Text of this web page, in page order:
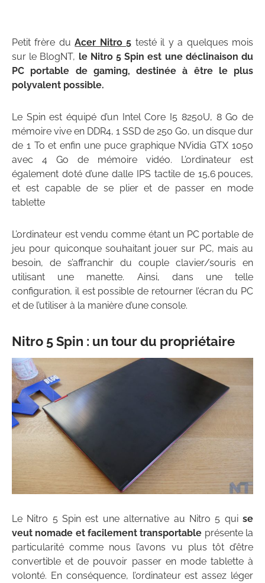
Petit frère duAcer Nitro 5 testé il y a quelques mois
sur le BlogNT, le Nitro 5 Spin est une déclinaison du
PC portable de gaming, destinée à être le plus
polyvalent possible.
Le Spin est équipé d’un Intel Core I5 8250U, 8 Go de
mémoire vive en DDR4, 1 SSD de 250 Go, un disque dur
de 1 To et enfin une puce graphique NVidia GTX 1050
avec 4 Go de mémoire vidéo. L’ordinateur est
également doté d’une dalle IPS tactile de 15,6 pouces,
et est capable de se plier et de passer en mode
tablette
L’ordinateur est vendu comme étant un PC portable de
jeu pour quiconque souhaitant jouer sur PC, mais au
besoin, de s’affranchir du couple clavier/souris en
utilisant une manette. Ainsi, dans une telle
configuration, il est possible de retourner l’écran du PC
et de l’utiliser à la manière d’une console.
Nitro 5 Spin : un tour du propriétaire
Le Nitro 5 Spin est une alternative au Nitro 5 qui se
veut nomade et facilement transportable présente la
particularité comme nous l’avons vu plus tôt d’être
convertible et de pouvoir passer en mode tablette à
volonté. En conséquence, l’ordinateur est assez léger